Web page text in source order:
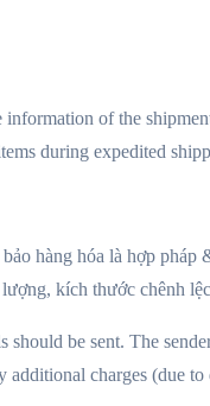
of the
during expedited
hàng hóa là hợp
kích thước chênh
be sent. The
charges (due